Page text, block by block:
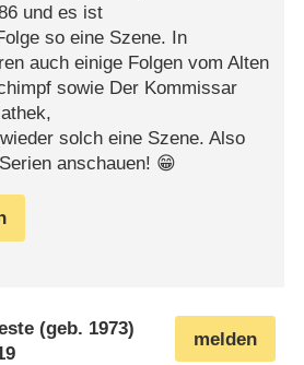
und es ist
so eine Szene. In
auch einige Folgen vom Alten
sowie Der Kommissar
solch eine Szene. Also
anschauen! 😁
melden
(geb. 1973)